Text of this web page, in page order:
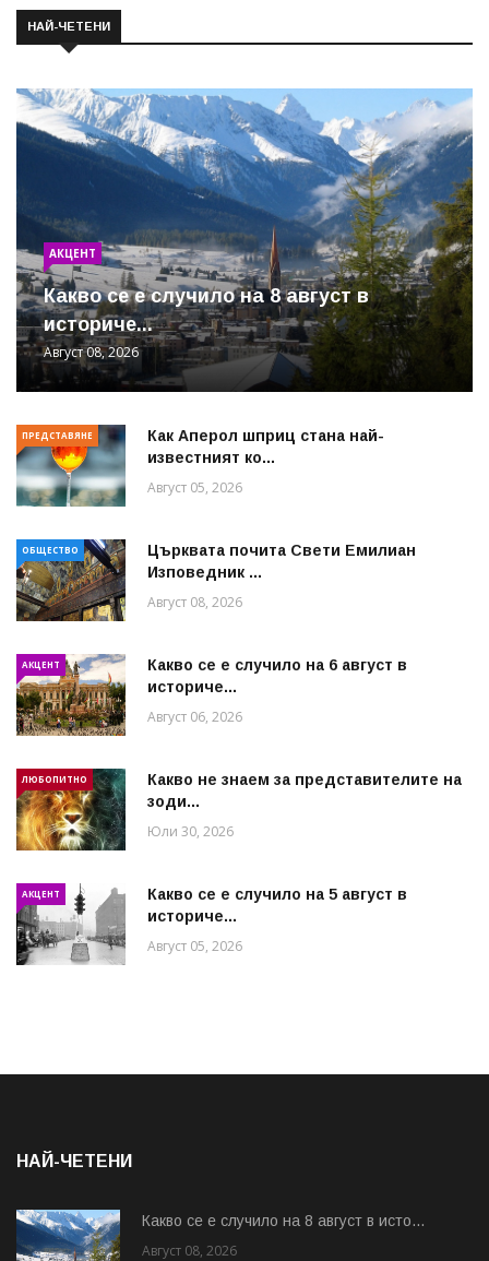
НАЙ-ЧЕТЕНИ
АКЦЕНТ
Какво се е случило на 8 август в
историче...
Август 08, 2026
ПРЕДСТАВЯНЕ
Как Аперол шприц стана най-
известният ко...
Август 05, 2026
ОБЩЕСТВО
Църквата почита Свeти Емилиан
Изповедник ...
Август 08, 2026
АКЦЕНТ
Какво се е случило на 6 август в
историче...
Август 06, 2026
ЛЮБОПИТНО
Какво не знаем за представителите на
зоди...
Юли 30, 2026
АКЦЕНТ
Какво се е случило на 5 август в
историче...
Август 05, 2026
НАЙ-ЧЕТЕНИ
Какво се е случило на 8 август в исто...
Август 08, 2026